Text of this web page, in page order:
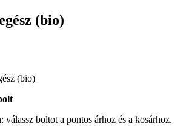
(bio)
(bio)
válassz boltot a pontos árhoz és a kosárhoz.